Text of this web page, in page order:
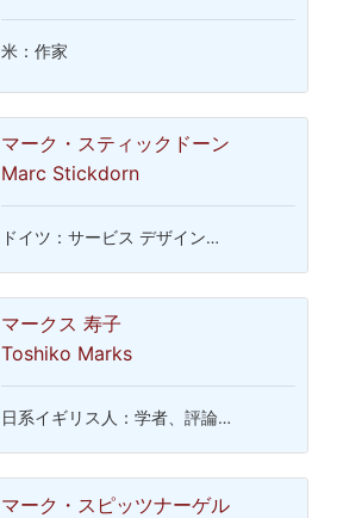
米：作家
マーク・スティックドーン
Marc Stickdorn
ドイツ：サービス デザイン…
マークス 寿子
Toshiko Marks
日系イギリス人：学者、評論…
マーク・スピッツナーゲル